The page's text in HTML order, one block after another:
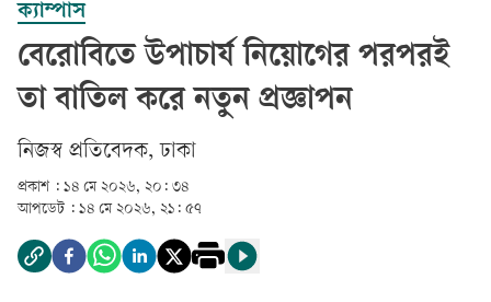
ক্যাম্পাস
বেরোবিতে উপাচার্য নিয়োগের পরপরই
তা বাতিল করে নতুন প্রজ্ঞাপন
‎নিজস্ব প্রতিবেদক, ঢাকা‎
প্রকাশ : ১৪ মে ২০২৬, ২০: ৩৪
আপডেট : ১৪ মে ২০২৬, ২১: ৫৭